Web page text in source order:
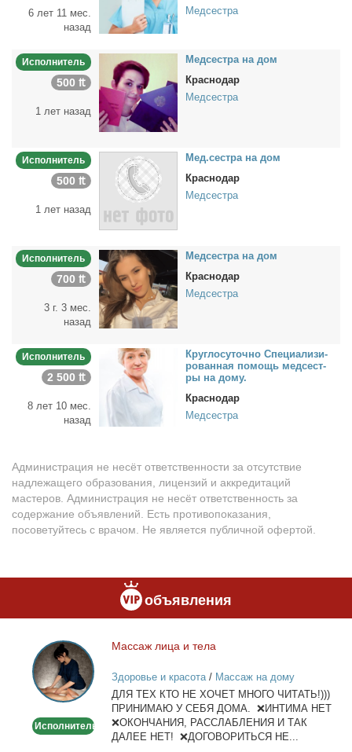
6 лет 11 мес.
назад
Медсестра
Исполнитель
500 ₶
1 лет назад
Мед­сест­ра на дом
Краснодар
Медсестра
Исполнитель
500 ₶
1 лет назад
Мед.сест­ра на дом
Краснодар
Медсестра
Исполнитель
700 ₶
3 г. 3 мес.
назад
Мед­сест­ра на дом
Краснодар
Медсестра
Исполнитель
2 500 ₶
8 лет 10 мес.
назад
Круг­ло­су­точ­но Спе­ци­а­ли­зи­
ро­ван­ная по­мощь мед­сест­
ры на до­му.
Краснодар
Медсестра
Администрация не несёт ответственности за отсутствие
надлежащего образования, лицензий и аккредитаций
мастеров. Администрация не несёт ответственность за
содержание объявлений. Есть противопоказания,
посоветуйтесь с врачом. Не является публичной офертой.
объявления
Массаж
лица
и
тела
Исполнитель
Мас­саж ли­ца и те­ла
Здоровье и красота/ Массаж на дому
ДЛЯ ТЕХ КТО НЕ ХОЧЕТ МНОГО ЧИТАТЬ!)))
ПРИНИМАЮ У СЕБЯ ДОМА. ❌ИНТИМА НЕТ
❌ОКОНЧАНИЯ, РАССЛАБЛЕНИЯ И ТАК
ДАЛЕЕ НЕТ! ❌ДОГОВОРИТЬСЯ НЕ...